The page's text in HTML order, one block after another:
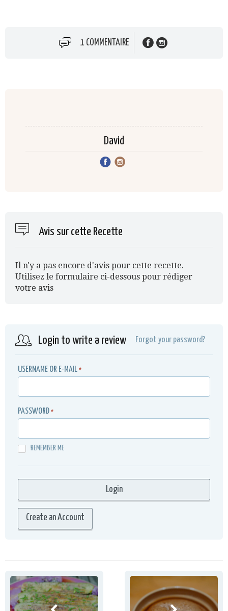
1 COMMENTAIRE
David
Avis sur cette Recette
Il n'y a pas encore d'avis pour cette recette.
Utilisez le formulaire ci-dessous pour rédiger
votre avis
Login to write a review Forgot your password?
USERNAME OR E-MAIL *
PASSWORD *
REMEMBER ME
Create an Account